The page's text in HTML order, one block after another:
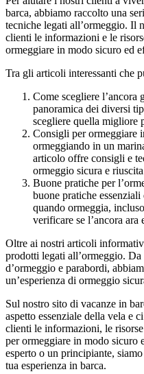
barca, abbiamo raccolto una
tecniche legati all’ormeggio. Il
clienti le informazioni e le
ormeggiare in modo sicuro ed
Tra gli articoli interessanti che
Come scegliere l’ancora
panoramica dei diversi
scegliere quella migliore
Consigli per ormeggiare
ormeggiando in un
articolo offre consigli e
ormeggio sicura e
Buone pratiche per
buone pratiche
quando ormeggia,
verificare se l’ancora ara
Oltre ai nostri articoli
prodotti legati all’ormeggio. Da
d’ormeggio e parabordi,
un’esperienza di ormeggio
Sul nostro sito di vacanze in
aspetto essenziale della vela e
clienti le informazioni, le
per ormeggiare in modo sicuro
esperto o un principiante,
tua esperienza in barca.